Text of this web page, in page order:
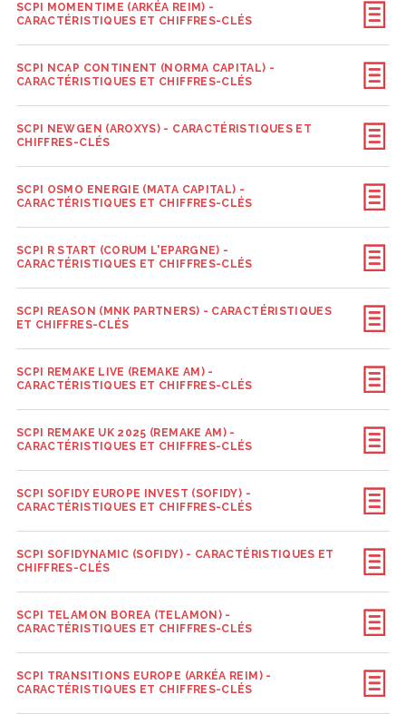
SCPI MOMENTIME (ARKÉA REIM) -
CARACTÉRISTIQUES ET CHIFFRES-CLÉS
SCPI NCAP CONTINENT (NORMA CAPITAL) -
CARACTÉRISTIQUES ET CHIFFRES-CLÉS
SCPI NEWGEN (AROXYS) - CARACTÉRISTIQUES ET
CHIFFRES-CLÉS
SCPI OSMO ENERGIE (MATA CAPITAL) -
CARACTÉRISTIQUES ET CHIFFRES-CLÉS
SCPI R START (CORUM L'EPARGNE) -
CARACTÉRISTIQUES ET CHIFFRES-CLÉS
SCPI REASON (MNK PARTNERS) - CARACTÉRISTIQUES
ET CHIFFRES-CLÉS
SCPI REMAKE LIVE (REMAKE AM) -
CARACTÉRISTIQUES ET CHIFFRES-CLÉS
SCPI REMAKE UK 2025 (REMAKE AM) -
CARACTÉRISTIQUES ET CHIFFRES-CLÉS
SCPI SOFIDY EUROPE INVEST (SOFIDY) -
CARACTÉRISTIQUES ET CHIFFRES-CLÉS
SCPI SOFIDYNAMIC (SOFIDY) - CARACTÉRISTIQUES ET
CHIFFRES-CLÉS
SCPI TELAMON BOREA (TELAMON) -
CARACTÉRISTIQUES ET CHIFFRES-CLÉS
SCPI TRANSITIONS EUROPE (ARKÉA REIM) -
CARACTÉRISTIQUES ET CHIFFRES-CLÉS